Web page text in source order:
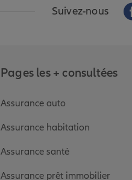
Suivez-nous
Pages les + consultées
Assurance auto
Assurance habitation
Assurance santé
Assurance prêt immobilier